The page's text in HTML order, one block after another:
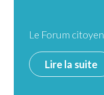
Le Forum citoyen
Lire la suite